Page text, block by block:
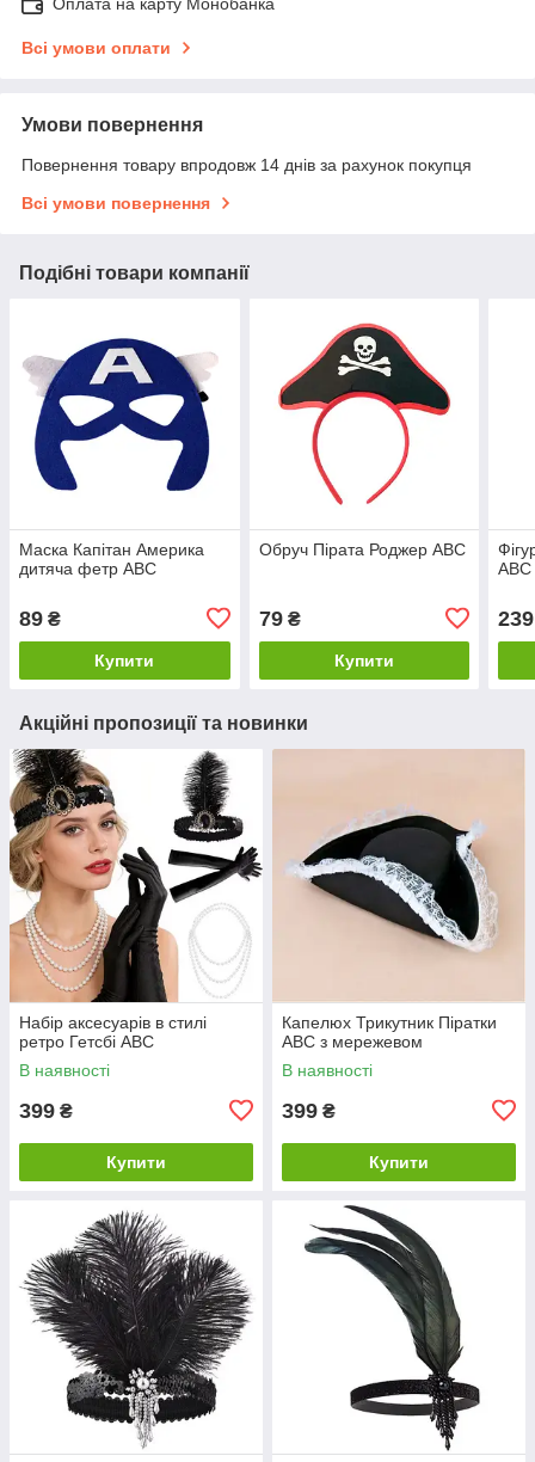
Оплата на карту Монобанка
Всі умови оплати
Умови повернення
Повернення товару впродовж 14 днів за рахунок покупця
Всі умови повернення
Подібні товари компанії
Маска Капітан Америка
дитяча фетр ABC
89 ₴
Купити
Обруч Пірата Роджер ABC
79₴
Купити
239
Акційні пропозиції та новинки
Набір аксесуарів в стилі
ретро Гетсбі ABC
В наявності
399 ₴
Купити
Капелюх Трикутник Піратки
ABC з мережевом
В наявності
399 ₴
Купити